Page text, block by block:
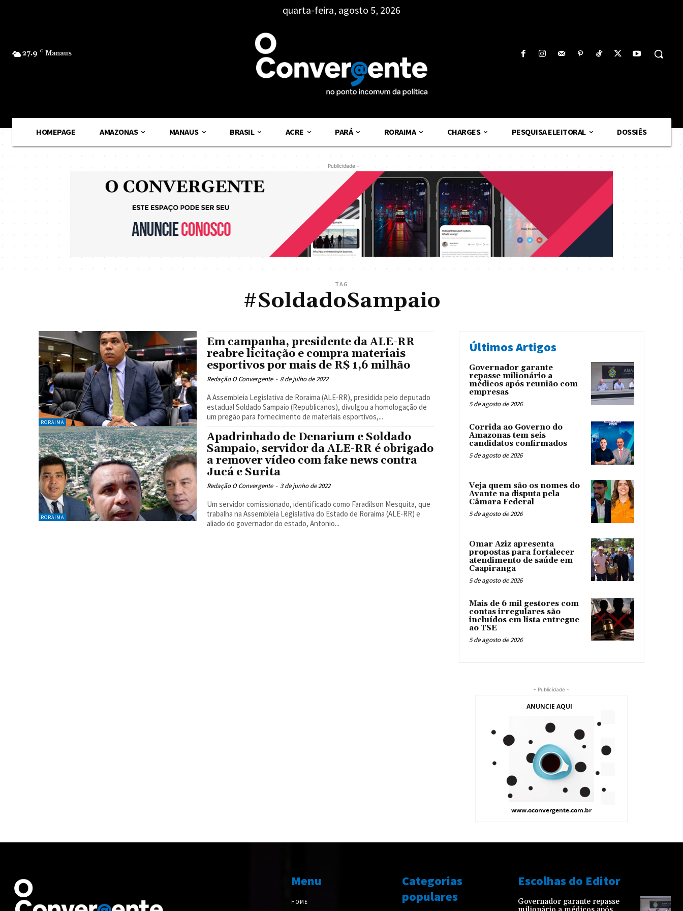
27.9 C Manaus
quarta-feira, agosto 5, 2026
HOMEPAGE AMAZONAS MANAUS BRASIL ACRE PARÁ RORAIMA CHARGES PESQUISA ELEITORAL DOSSIÊS
- Publicidade -
TAG
#SoldadoSampaio
RORAIMA
Em campanha, presidente da ALE-RR
reabre licitação e compra materiais
esportivos por mais de R$ 1,6 milhão
Redação O Convergente - 8 de julho de 2022
A Assembleia Legislativa de Roraima (ALE-RR), presidida pelo deputado
estadual Soldado Sampaio (Republicanos), divulgou a homologação de
um pregão para fornecimento de materiais esportivos,...
RORAIMA
Apadrinhado de Denarium e Soldado
Sampaio, servidor da ALE-RR é obrigado
a remover vídeo com fake news contra
Jucá e Surita
Redação O Convergente - 3 de junho de 2022
Um servidor comissionado, identificado como Faradilson Mesquita, que
trabalha na Assembleia Legislativa do Estado de Roraima (ALE-RR) e
aliado do governador do estado, Antonio...
Últimos Artigos
Governador garante
repasse milionário a
médicos após reunião com
empresas
5 de agosto de 2026
Corrida ao Governo do
Amazonas tem seis
candidatos confirmados
5 de agosto de 2026
Veja quem são os nomes do
Avante na disputa pela
Câmara Federal
5 de agosto de 2026
Omar Aziz apresenta
propostas para fortalecer
atendimento de saúde em
Caapiranga
5 de agosto de 2026
Mais de 6 mil gestores com
contas irregulares são
incluídos em lista entregue
ao TSE
5 de agosto de 2026
- Publicidade -
Menu
HOME
Categorias
populares
Escolhas do Editor
Governador garante repasse